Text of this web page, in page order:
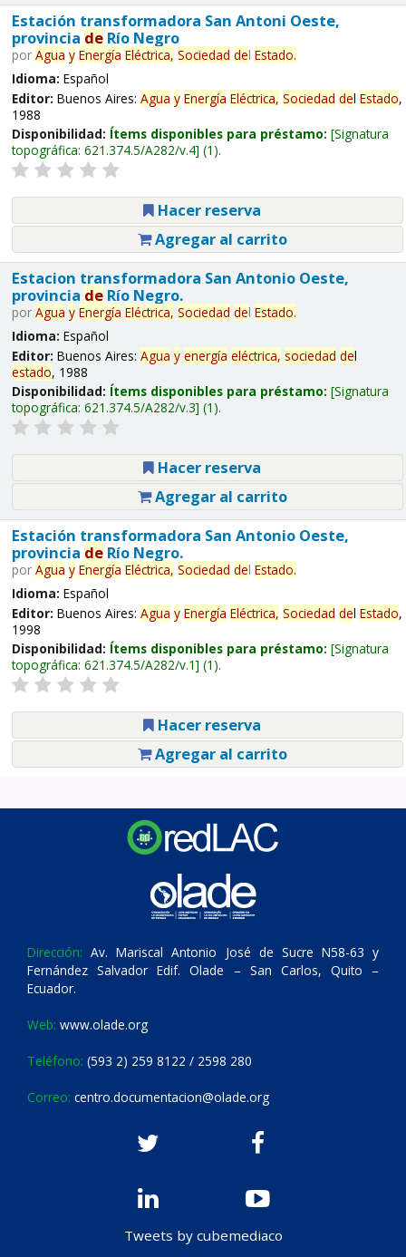
Estación transformadora San Antoni Oeste,
provincia deRío Negro
por Agua y Energía Eléctrica, Sociedad del Estado.
Idioma: Español
Editor: Buenos Aires: Agua y Energía Eléctrica, Sociedad del Estado,
1988
Disponibilidad: Ítems disponibles para préstamo: Signatura
topográfica: 621.374.5/A282/v.4 (1).
Hacer reserva
Agregar al carrito
Estacion transformadora San Antonio Oeste,
provincia deRío Negro.
por Agua y Energía Eléctrica, Sociedad del Estado.
Idioma: Español
Editor: Buenos Aires: Agua y energía eléctrica, sociedad del
estado, 1988
Disponibilidad: Ítems disponibles para préstamo: Signatura
topográfica: 621.374.5/A282/v.3 (1).
Hacer reserva
Agregar al carrito
Estación transformadora San Antonio Oeste,
provincia deRío Negro.
por Agua y Energía Eléctrica, Sociedad del Estado.
Idioma: Español
Editor: Buenos Aires: Agua y Energía Eléctrica, Sociedad del Estado,
1998
Disponibilidad: Ítems disponibles para préstamo: Signatura
topográfica: 621.374.5/A282/v.1 (1).
Hacer reserva
Agregar al carrito
Dirección: Av. Mariscal Antonio José de Sucre N58-63 y
Fernández Salvador Edif. Olade – San Carlos, Quito –
Ecuador.
Web: www.olade.org
Teléfono: (593 2) 259 8122 / 2598 280
Correo: centro.documentacion@olade.org
Tweets by cubemediaco